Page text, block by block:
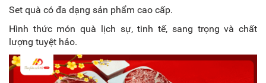
Set quà có đa dạng sản phẩm cao cấp.
Hình thức món quà lịch sự, tinh tế, sang trọng và chất
lượng tuyệt hảo.